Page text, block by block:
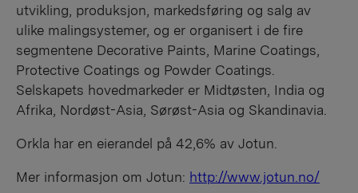
utvikling, produksjon, markedsføring og salg av
ulike malingsystemer, og er organisert i de fire
segmentene Decorative Paints, Marine Coatings,
Protective Coatings og Powder Coatings.
Selskapets hovedmarkeder er Midtøsten, India og
Afrika, Nordøst-Asia, Sørøst-Asia og Skandinavia.
Orkla har en eierandel på 42,6% av Jotun.
Mer informasjon om Jotun: http://www.jotun.no/